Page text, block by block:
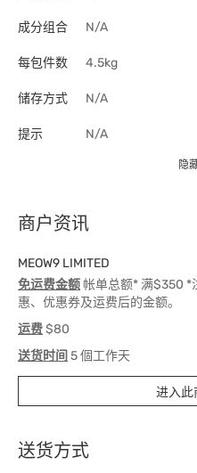
成分组合 N/A
每包件数 4.5kg
储存方式 N/A
提示 N/A
隐
商户资讯
MEOW9 LIMITED
免运费金额帐单总额* 满$350 *
惠、优惠券及运费后的金额。
运费$80
送货时间 5 個工作天
进入此
送货方式